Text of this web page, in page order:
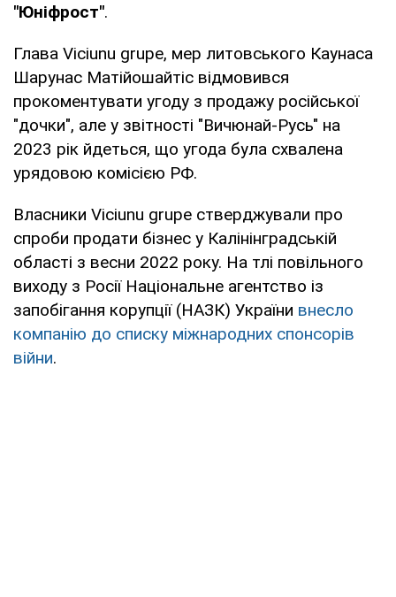
"Юніфрост".
Глава Viciunu grupe, мер литовського Каунаса
Шарунас Матійошайтіс відмовився
прокоментувати угоду з продажу російської
"дочки", але у звітності "Вичюнай-Русь" на
2023 рік йдеться, що угода була схвалена
урядовою комісією РФ.
Власники Viciunu grupe стверджували про
спроби продати бізнес у Калінінградській
області з весни 2022 року. На тлі повільного
виходу з Росії Національне агентство із
запобігання корупції (НАЗК) України внесло
компанію до списку міжнародних спонсорів
війни.